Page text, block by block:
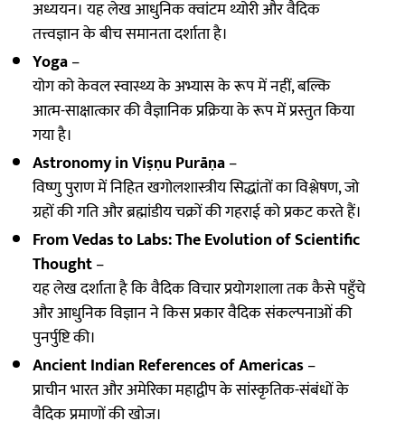
अध्ययन। यह लेख आधुनिक क्वांटम थ्योरी और वैदिक
तत्त्वज्ञान के बीच समानता दर्शाता है।
Yoga–
योग को केवल स्वास्थ्य के अभ्यास के रूप में नहीं, बल्कि
आत्म-साक्षात्कार की वैज्ञानिक प्रक्रिया के रूप में प्रस्तुत किया
गया है।
Astronomy in Viṣṇu Purāṇa–
विष्णु पुराण में निहित खगोलशास्त्रीय सिद्धांतों का विश्लेषण, जो
ग्रहों की गति और ब्रह्मांडीय चक्रों की गहराई को प्रकट करते हैं।
From Vedas to Labs: The Evolution of Scientific
Thought–
यह लेख दर्शाता है कि वैदिक विचार प्रयोगशाला तक कैसे पहुँचे
और आधुनिक विज्ञान ने किस प्रकार वैदिक संकल्पनाओं की
पुनर्पुष्टि की।
Ancient Indian References of Americas–
प्राचीन भारत और अमेरिका महाद्वीप के सांस्कृतिक-संबंधों के
वैदिक प्रमाणों की खोज।